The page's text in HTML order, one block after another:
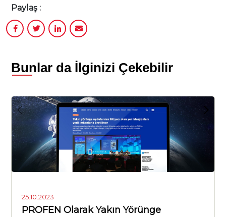
Paylaş :
Bunlar da İlginizi Çekebilir
25.10.2023
PROFEN Olarak Yakın Yörünge